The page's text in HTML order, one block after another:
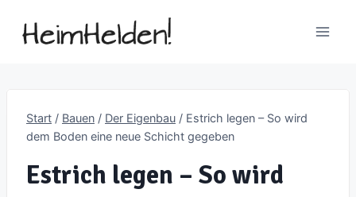
Inhalt
Start / Bauen / Der Eigenbau / Estrich legen – So wird
dem Boden eine neue Schicht gegeben
Estrich legen – So wird